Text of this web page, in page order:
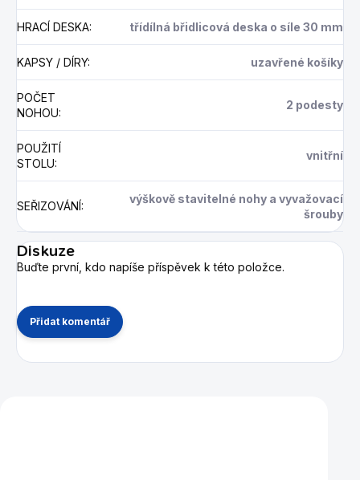
HRACÍ DESKA: třídílná břidlicová deska o síle 30 mm
KAPSY / DÍRY: uzavřené košíky
POČET
NOHOU:
2 podesty
POUŽITÍ
STOLU:
vnitřní
SEŘIZOVÁNÍ:
výškově stavitelné nohy a vyvažovací
šrouby
Diskuze
Buďte první, kdo napíše příspěvek k této položce.
Přidat komentář